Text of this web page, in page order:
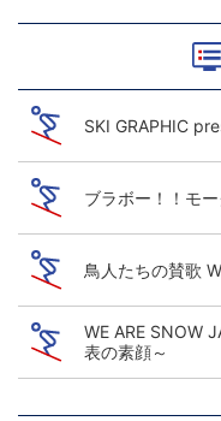
SKI GRAPHIC
ブラボー！！モ
鳥人たちの賛歌
WE ARE SNOW
表の素顔～